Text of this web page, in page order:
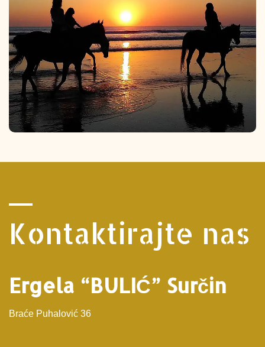
Kontaktirajte nas
Ergela “BULIĆ” Surčin
Braće Puhalović 36